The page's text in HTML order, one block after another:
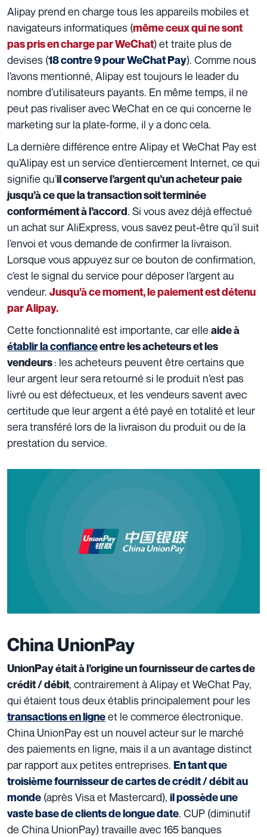
Alipay prend en charge tous les appareils mobiles et
navigateurs informatiques (même ceux qui ne sont
pas pris en charge par WeChat) et traite plus de
devises (18 contre 9 pour WeChat Pay). Comme nous
l’avons mentionné, Alipay est toujours le leader du
nombre d’utilisateurs payants. En même temps, il ne
peut pas rivaliser avec WeChat en ce qui concerne le
marketing sur la plate-forme, il y a donc cela.
La dernière différence entre Alipay et WeChat Pay est
qu’Alipay est un service d’entiercement Internet, ce qui
signifie qu’il conserve l’argent qu’un acheteur paie
jusqu’à ce que la transaction soit terminée
conformément à l’accord. Si vous avez déjà effectué
un achat sur AliExpress, vous savez peut-être qu’il suit
l’envoi et vous demande de confirmer la livraison.
Lorsque vous appuyez sur ce bouton de confirmation,
c’est le signal du service pour déposer l’argent au
vendeur. Jusqu’à ce moment, le paiement est détenu
par Alipay.
Cette fonctionnalité est importante, car elle aide à
établir la confianceentre les acheteurs et les
vendeurs: les acheteurs peuvent être certains que
leur argent leur sera retourné si le produit n’est pas
livré ou est défectueux, et les vendeurs savent avec
certitude que leur argent a été payé en totalité et leur
sera transféré lors de la livraison du produit ou de la
prestation du service.
China UnionPay
UnionPay était à l’origine un fournisseur de cartes de
crédit / débit, contrairement à Alipay et WeChat Pay,
qui étaient tous deux établis principalement pour les
transactions en ligneet le commerce électronique.
China UnionPay est un nouvel acteur sur le marché
des paiements en ligne, mais il a un avantage distinct
par rapport aux petites entreprises. En tant que
troisième fournisseur de cartes de crédit / débit au
monde (après Visa et Mastercard), il possède une
vaste base de clients de longue date. CUP (diminutif
de China UnionPay) travaille avec 165 banques